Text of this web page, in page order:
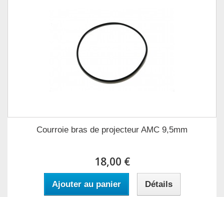
Courroie bras de projecteur AMC 9,5mm
18,00 €
Ajouter au panier Détails